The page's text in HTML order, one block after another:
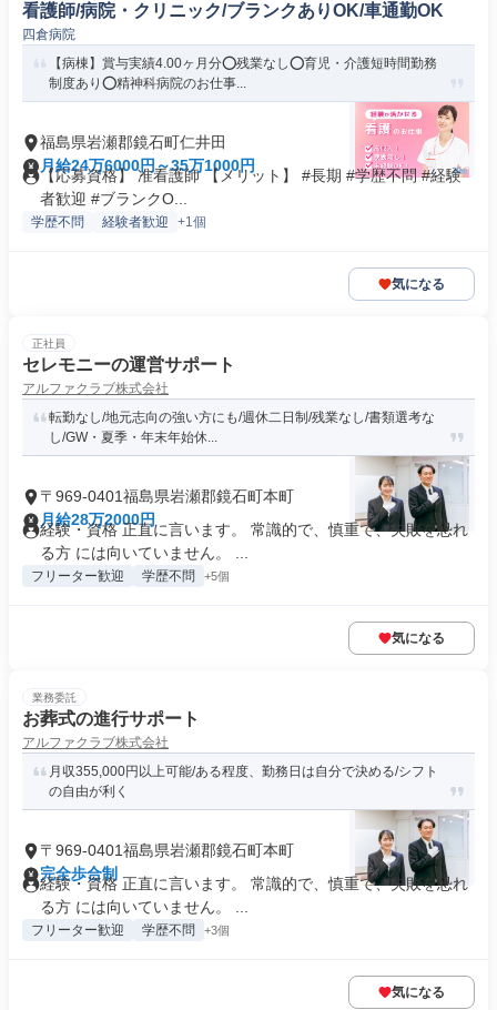
看護師/病院・クリニック/ブランクありOK/車通勤OK
四倉病院
【病棟】賞与実績4.00ヶ月分⭕残業なし⭕育児・介護短時間勤務
制度あり⭕精神科病院のお仕事...
福島県岩瀬郡鏡石町仁井田
月給24万6000円～35万1000円
【応募資格】 准看護師 【メリット】 #長期 #学歴不問 #経験
者歓迎 #ブランクO...
学歴不問 経験者歓迎 +1個
気になる
正社員
セレモニーの運営サポート
アルファクラブ株式会社
転勤なし/地元志向の強い方にも/週休二日制/残業なし/書類選考な
し/GW・夏季・年末年始休...
〒969-0401福島県岩瀬郡鏡石町本町
月給28万2000円
経験・資格 正直に言います。 常識的で、慎重で、失敗を恐れ
る方 には向いていません。 ...
フリーター歓迎 学歴不問 +5個
気になる
業務委託
お葬式の進行サポート
アルファクラブ株式会社
月収355,000円以上可能/ある程度、勤務日は自分で決める/シフト
の自由が利く
〒969-0401福島県岩瀬郡鏡石町本町
完全歩合制
経験・資格 正直に言います。 常識的で、慎重で、失敗を恐れ
る方 には向いていません。 ...
フリーター歓迎 学歴不問 +3個
気になる